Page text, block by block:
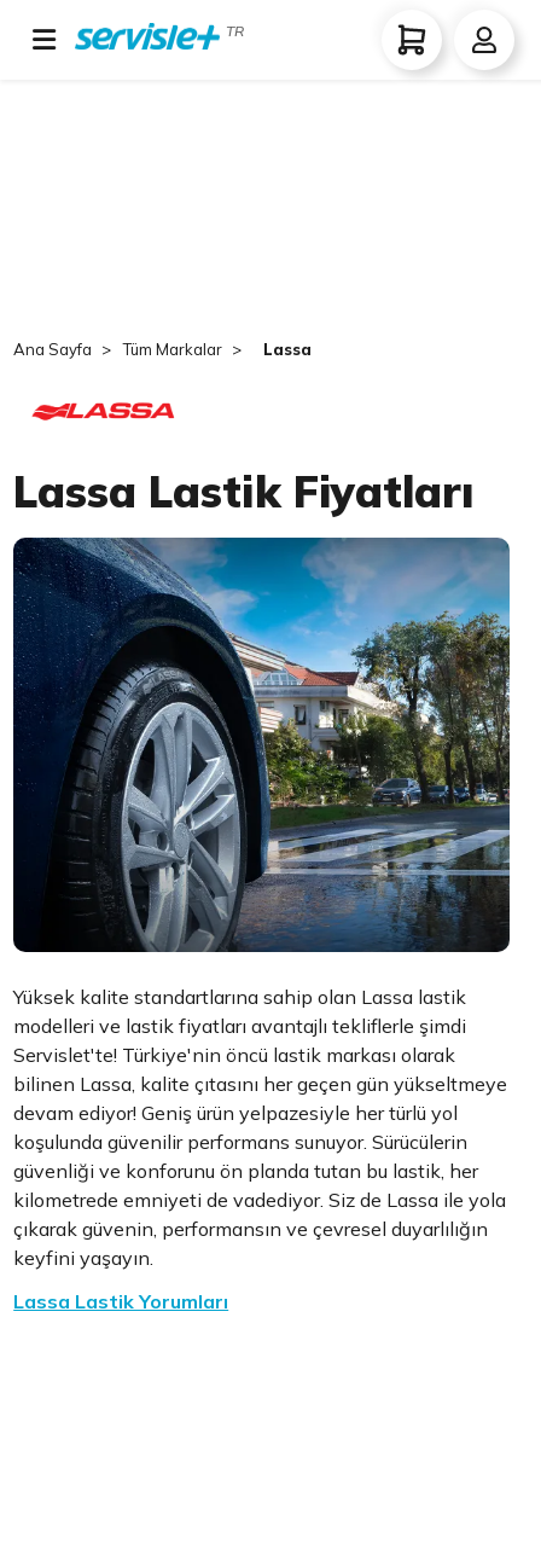
TR
Ana Sayfa Tüm Markalar Lassa
Lassa Lastik Fiyatları
Yüksek kalite standartlarına sahip olan Lassa lastik
modelleri ve lastik fiyatları avantajlı tekliflerle şimdi
Servislet'te! Türkiye'nin öncü lastik markası olarak
bilinen Lassa, kalite çıtasını her geçen gün yükseltmeye
devam ediyor! Geniş ürün yelpazesiyle her türlü yol
koşulunda güvenilir performans sunuyor. Sürücülerin
güvenliği ve konforunu ön planda tutan bu lastik, her
kilometrede emniyeti de vadediyor. Siz de Lassa ile yola
çıkarak güvenin, performansın ve çevresel duyarlılığın
keyfini yaşayın.
Lassa Lastik Yorumları